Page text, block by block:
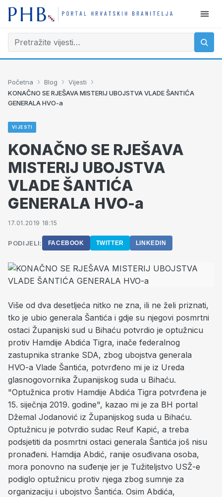
Početna › Blog › Vijesti ›
KONAČNO SE RJEŠAVA MISTERIJ UBOJSTVA VLADE ŠANTIĆA
GENERALA HVO-a
VIJESTI
KONAČNO SE RJEŠAVA
MISTERIJ UBOJSTVA
VLADE ŠANTIĆA
GENERALA HVO-a
17.01.2019 18:15
PODIJELI: FACEBOOK TWITTER LINKEDIN
Više od dva desetljeća nitko ne zna, ili ne želi priznati,
tko je ubio generala Šantića i gdje su njegovi posmrtni
ostaci Županijski sud u Bihaću potvrdio je optužnicu
protiv Hamdije Abdića Tigra, inače federalnog
zastupnika stranke SDA, zbog ubojstva generala
HVO-a Vlade Šantića, potvrđeno mi je iz Ureda
glasnogovornika Županijskog suda u Bihaću.
"Optužnica protiv Hamdije Abdića Tigra potvrđena je
15. siječnja 2019. godine", kazao mi je za BH portal
Džemal Jodanović iz Županijskog suda u Bihaću.
Optužnicu je potvrdio sudac Reuf Kapić, a treba
podsjetiti da posmrtni ostaci generala Šantića još nisu
pronađeni. Hamdija Abdić, ranije osuđivana osoba,
mora ponovno na suđenje jer je Tužiteljstvo USŽ-e
podiglo optužnicu protiv njega zbog sumnje za
organizaciju i ubojstvo Šantića. Osim Abdića,